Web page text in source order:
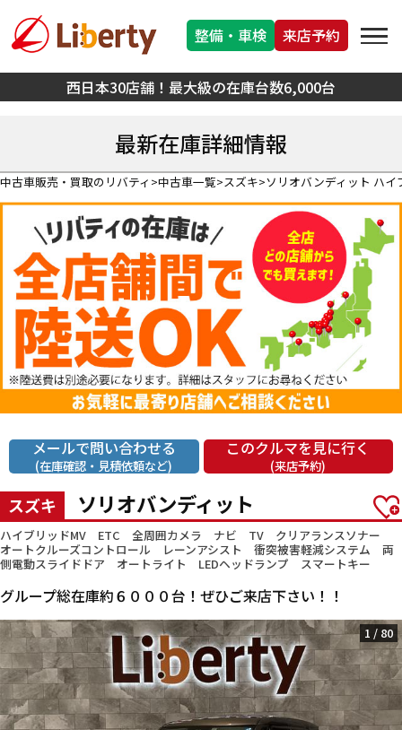
西日本30店舗！最大級の在庫台数6,000台
整備・車検 来店予約
最新在庫詳細情報
中古車販売・買取のリバティ 中古車一覧 スズキ ソリオバンディット ハイ
メールで問い合わせる
(在庫確認・見積依頼など)
このクルマを見に行く
(来店予約)
スズキ ソリオバンディット
ハイブリッドMV ETC 全周囲カメラ ナビ TV クリアランスソナー
オートクルーズコントロール レーンアシスト 衝突被害軽減システム 両
側電動スライドドア オートライト LEDヘッドランプ スマートキー
グループ総在庫約６０００台！ぜひご来店下さい！！
1 / 80